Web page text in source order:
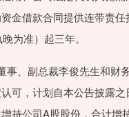
金借款合同提供连带责任
为准）起三年。
、副总裁李俊先生和财务
可，计划自本公告披露之
持公司A股股份，合计增